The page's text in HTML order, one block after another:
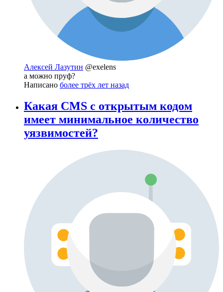
Алексей Лазутин @exelens
а можно пруф?
Написано более трёх лет назад
Какая CMS с открытым кодом
имеет минимальное количество
уязвимостей?